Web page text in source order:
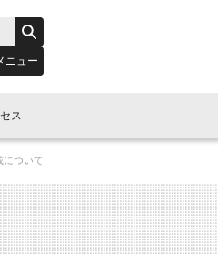
ニュー
ス
について